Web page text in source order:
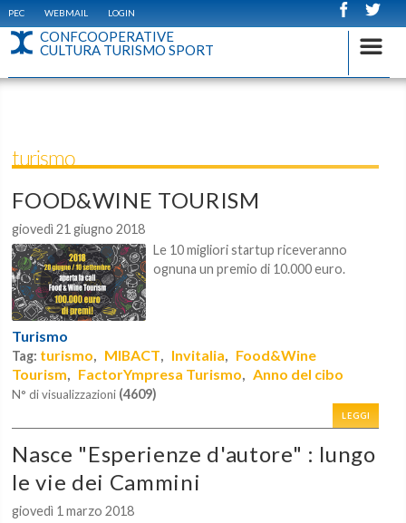
PEC WEBMAIL LOGIN
CONFCOOPERATIVE
CULTURA TURISMO SPORT
turismo
FOOD&WINE TOURISM
giovedì 21 giugno 2018
Le 10 migliori startup riceveranno
ognuna un premio di 10.000 euro.
Turismo
Tag: turismo, MIBACT, Invitalia, Food&Wine
Tourism, FactorYmpresa Turismo,Anno del cibo
N° di visualizzazioni (4609)
LEGGI
Nasce "Esperienze d'autore" : lungo
le vie dei Cammini
giovedì 1 marzo 2018